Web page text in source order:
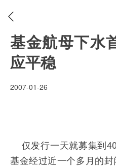
基金航母下
应平稳
2007-01-26
仅发行一天就募集到
基金经过近一个多月的